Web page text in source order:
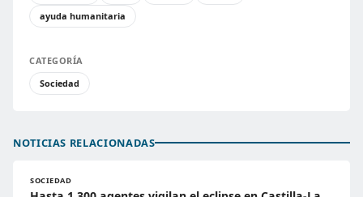
ayuda humanitaria
CATEGORÍA
Sociedad
NOTICIAS RELACIONADAS
SOCIEDAD